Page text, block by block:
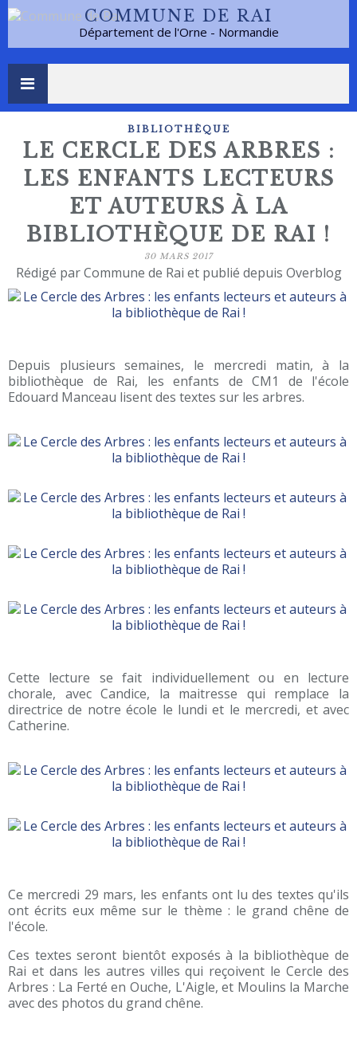
COMMUNE DE RAI
Département de l'Orne - Normandie
BIBLIOTHÈQUE
LE CERCLE DES ARBRES :
LES ENFANTS LECTEURS
ET AUTEURS À LA
BIBLIOTHÈQUE DE RAI !
30 MARS 2017
Rédigé par Commune de Rai et publié depuis Overblog
Depuis plusieurs semaines, le mercredi matin, à la
bibliothèque de Rai, les enfants de CM1 de l'école
Edouard Manceau lisent des textes sur les arbres.
Cette lecture se fait individuellement ou en lecture
chorale, avec Candice, la maitresse qui remplace la
directrice de notre école le lundi et le mercredi, et avec
Catherine.
Ce mercredi 29 mars, les enfants ont lu des textes qu'ils
ont écrits eux même sur le thème : le grand chêne de
l'école.
Ces textes seront bientôt exposés à la bibliothèque de
Rai et dans les autres villes qui reçoivent le Cercle des
Arbres : La Ferté en Ouche, L'Aigle, et Moulins la Marche
avec des photos du grand chêne.